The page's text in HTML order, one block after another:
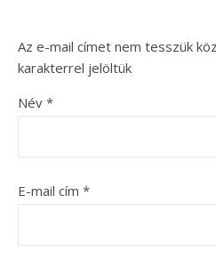
Az e-mail címet nem tesszük
karakterrel jelöltük
Név *
E-mail cím *